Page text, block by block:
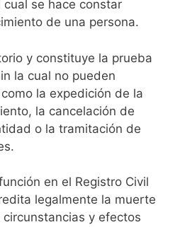
se hace constar
de una persona.
y constituye la prueba
la cual no pueden
la expedición de la
la cancelación de
o la tramitación de
en el Registro Civil
legalmente la muerte
y efectos